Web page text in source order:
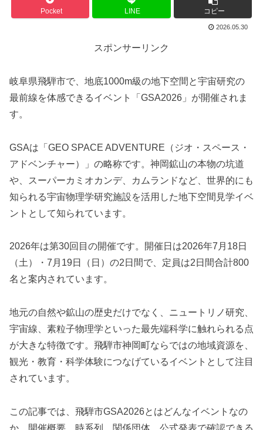
Pocket LINE コピー
2026.05.30
スポンサーリンク
岐阜県飛騨市で、地底1000m級の地下空間と宇宙研究の
最前線を体感できるイベント「GSA2026」が開催されま
す。
GSAは「GEO SPACE ADVENTURE（ジオ・スペース・
アドベンチャー）」の略称です。神岡鉱山の本物の坑道
や、スーパーカミオカンデ、カムランドなど、世界的にも
知られる宇宙物理学研究施設を活用した地下空間見学イベ
ントとして知られています。
2026年は第30回目の開催です。開催日は2026年7月18日
（土）・7月19日（日）の2日間で、定員は2日間合計800
名と案内されています。
地元の自然や鉱山の歴史だけでなく、ニュートリノ研究、
宇宙線、素粒子物理学といった最先端科学に触れられる点
が大きな特徴です。飛騨市神岡町ならではの地域資源を、
観光・教育・科学体験につなげているイベントとして注目
されています。
この記事では、飛騨市GSA2026とはどんなイベントなの
か、開催概要、時系列、関係団体、公式発表で確認できる